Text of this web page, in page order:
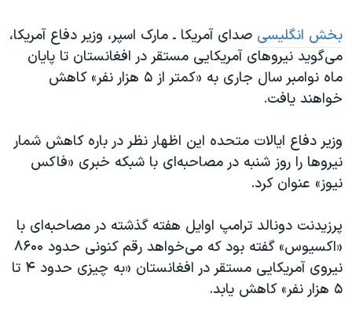
تریبونال مردمی آبان ۹۸
دادگاه حمید نوری
چهل سال گروگان‌گیری
قانون شفافیت دارائی کادر رهبری ایران
اعتراضات مردمی آبان ۹۸
اسرائیل در جنگ
نرگس محمدی برنده جایزه نوبل صلح
همایش محافظه‌کاران آمریکا «سی‌پک»
صفحه‌های ویژه
بخش انگلیسی صدای آمریکا ـ مارک اسپر، وزیر دفاع آمریکا،
می‌گوید نیروهای آمریکایی مستقر در افغانستان تا پایان
ماه نوامبر سال جاری به «کمتر از ۵ هزار نفر» کاهش
خواهند یافت.
وزیر دفاع ایالات متحده این اظهار نظر در باره کاهش شمار
نیروها را روز شنبه در مصاحبه‌ای با شبکه خبری «فاکس
نیوز» عنوان کرد.
پرزیدنت دونالد ترامپ اوایل هفته گذشته در مصاحبه‌ای با
«اکسیوس» گفته بود که می‌خواهد رقم کنونی حدود ۸۶۰۰
نیروی آمریکایی مستقر در افغانستان «به چیزی حدود ۴ تا
۵ هزار نفر» کاهش یابد.